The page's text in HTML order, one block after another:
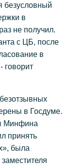
безусловный
в
не получил.
с ЦБ, после
в
говорит
в Госдуме.
Минфина
принять
была